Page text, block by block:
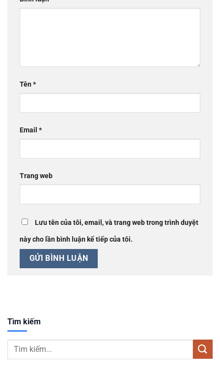
Tên*
Email *
Trang web
Lưu tên của tôi, email, và trang web trong trình duyệt
này cho lần bình luận kế tiếp của tôi.
Tìm kiếm